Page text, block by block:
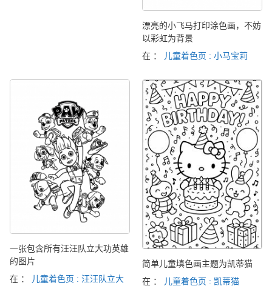
漂亮的小飞马打印涂色画，不妨
以彩虹为背景
在 ：
儿童着色页 : 小马宝莉
一张包含所有汪汪队立大功英雄
的图片
在 ：
儿童着色页 : 汪汪队立大
简单儿童填色画主题为凯蒂猫
在 ：
儿童着色页 : 凯蒂猫